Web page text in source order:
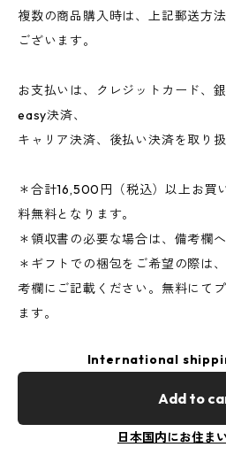
複数の商品購入時は、上記郵送方
ございます。
お支払いは、クレジットカード、
easy決済、
キャリア決済、後払い決済を取り扱
＊合計16,500円（税込）以上お買
料無料となります。
＊領収書の必要な場合は、備考欄
＊ギフトでの梱包をご希望の際は
考欄にご記載ください。無料にて
ます。
International
Add to
日本国内にお住ま